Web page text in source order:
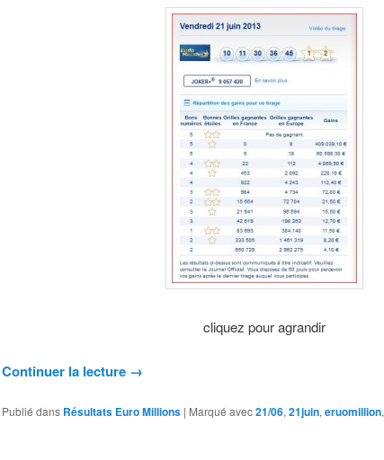
cliquez pour agrandir
Continuer la lecture →
Publié dans Résultats Euro Millions | Marqué avec21/06, 21juin, eruomillion,